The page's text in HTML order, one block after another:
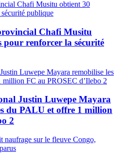
Chafi Musitu
renforcer la sécurité
Justin Luwepe Mayara
du PALU et offre 1 million
2